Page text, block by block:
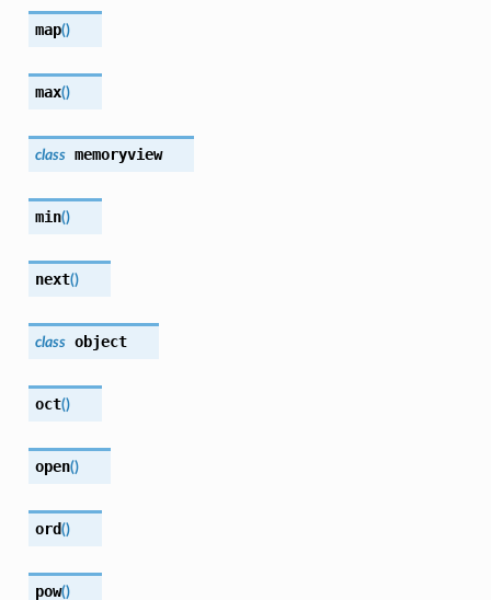
map()
max()
class memoryview
min()
next()
class object
oct()
open()
ord()
pow()